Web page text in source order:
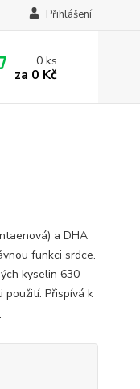
Přihlášení
0ks
za 0 Kč
a DHA
funkci srdce.
kyselin 630
použití: Přispívá k